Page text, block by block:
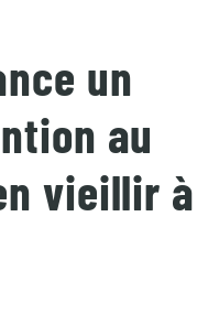
un
au
vieillir à